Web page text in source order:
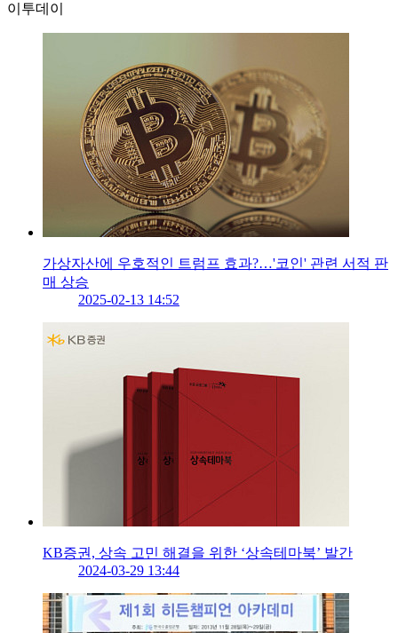
이투데이
가상자산에 우호적인 트럼프 효과?…'코인' 관련 서적 판
매 상승
2025-02-13 14:52
KB증권, 상속 고민 해결을 위한 ‘상속테마북’ 발간
2024-03-29 13:44